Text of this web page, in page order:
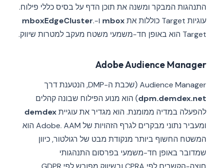
התנהגות המבקר ומשנה את תוכן הדף על בסיס כללי פילוח.
עוגיות Target כוללות את
mbox ו- mboxEdgeCluster.
Target הוא באופן חד-משמעי משטח מעקב למטרות שיווק.
Adobe Audience Manager
Audience Manager (שכבת ה-DMP, הנטענת דרך
dpm.demdex.net) הוא מנוע הפילוח שבונה קהלים
להפעלה במדיה ממומנת. הוא מגדיר את עוגייתdemdex
ומעביר נתוני מבקרים לגרף הזהויות של Adobe. AAM הוא
המשטח החשוף ביותר מנקודת מבט של רגולטור, כיוון
שמדובר באופן חד-משמעי בפרסום התנהגותי